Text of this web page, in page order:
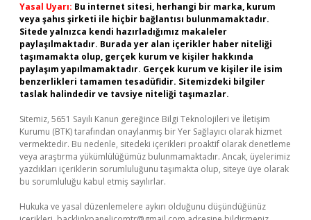
Yasal Uyarı: Bu internet sitesi, herhangi bir marka, kurum
veya şahıs şirketi ile hiçbir bağlantısı bulunmamaktadır.
Sitede yalnızca kendi hazırladığımız makaleler
paylaşılmaktadır. Burada yer alan içerikler haber niteliği
taşımamakta olup, gerçek kurum ve kişiler hakkında
paylaşım yapılmamaktadır. Gerçek kurum ve kişiler ile isim
benzerlikleri tamamen tesadüfidir. Sitemizdeki bilgiler
taslak halindedir ve tavsiye niteliği taşımazlar.
Sitemiz, 5651 Sayılı Kanun gereğince Bilgi Teknolojileri ve İletişim
Kurumu (BTK) tarafından onaylanmış bir Yer Sağlayıcı olarak hizmet
vermektedir. Bu nedenle, sitedeki içerikleri proaktif olarak denetleme
veya araştırma yükümlülüğümüz bulunmamaktadır. Ancak, üyelerimiz
yazdıkları içeriklerin sorumluluğunu taşımakta olup, siteye üye olarak
bu sorumluluğu kabul etmiş sayılırlar.
Hukuka ve yasal düzenlemelere aykırı olduğunu düşündüğünüz